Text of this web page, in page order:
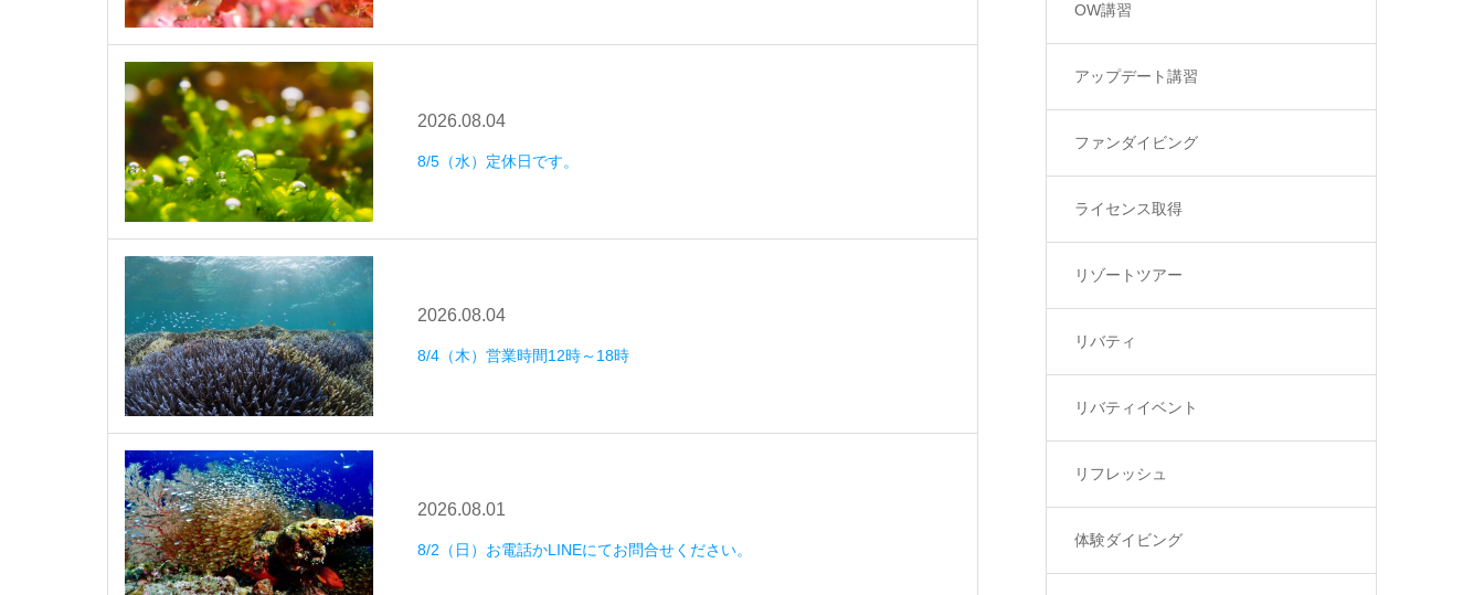
2026.08.04
8/5（水）定休日です。
2026.08.04
8/4（木）営業時間12時～18時
2026.08.01
8/2（日）お電話かLINEにてお問合せください。
OW講習
アップデート講習
ファンダイビング
ライセンス取得
リゾートツアー
リバティ
リバティイベント
リフレッシュ
体験ダイビング